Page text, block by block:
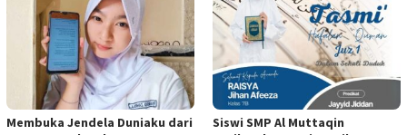
Membuka Jendela Duniaku dari
Siswi SMP Al Muttaqin